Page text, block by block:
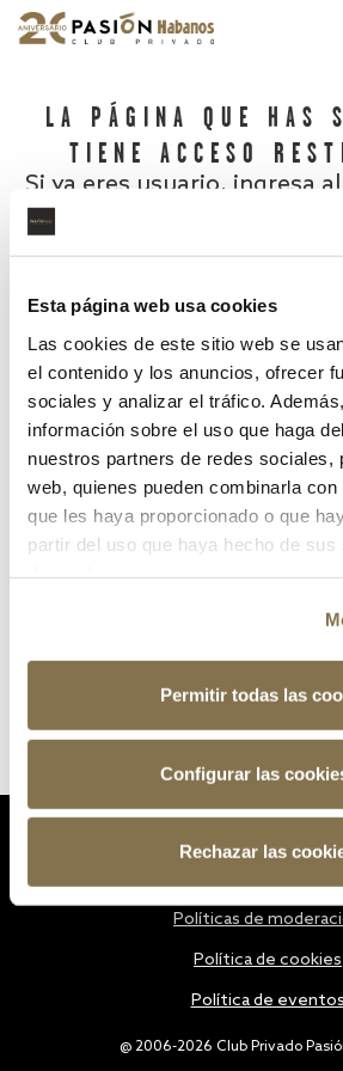
Esta página web usa cookies
Las cookies de este sitio web se
el contenido y los anuncios, ofrecer
sociales y analizar el tráfico.
información sobre el uso que haga
nuestros partners de redes sociales,
web, quienes pueden combinarla
que les haya proporcionado o que
partir del uso que haya hecho de sus
Permitir todas las
Configurar las
Rechazar las
LA PÁGINA QUE HAS
TIENE ACCESO
Si ya eres usuario, ingresa
¿Has olvidado tu contraseña?
@ 2006-2026 Club Privado
Políticas de
Política de cookies
Política de eventos